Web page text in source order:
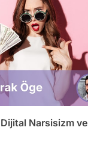
Narsisizm ve